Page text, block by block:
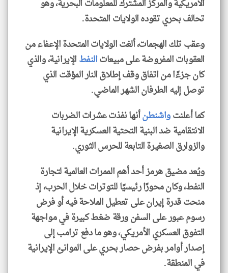
الأمريكية والمركز المشترك للمعلومات البحرية، وهو
تحالف بحري تقوده الولايات المتحدة.
وعقب تلك الهجمات، ألغت الولايات المتحدة الإعفاء من
العقوبات المفروضة على مبيعاتالنفطالإيرانية، والذي
كان جزءًا من اتفاق وقف إطلاق النار المؤقت الذي
توصل إليه الطرفان الشهر الماضي.
كما أعلنتواشنطنأنها نفذت عشرات الضربات
الانتقامية ضد البنية التحتية العسكرية الإيرانية
والزوارق الصغيرة التابعة للحرس الثوري.
ويُعد مضيق هرمز أحد أهم الممرات العالمية لتجارة
النفط، وكان محورًا رئيسيًا للتوترات خلال الحرب، إذ
منحت قدرة إيران على تعطيل الملاحة فيه أو فرض
رسوم عبور على السفن ورقة ضغط كبيرة في مواجهة
التفوق العسكري الأمريكي، وهو ما دفع ترامب إلى
إصدار أوامر بفرض حصار بحري على الموانئ الإيرانية
في المنطقة.